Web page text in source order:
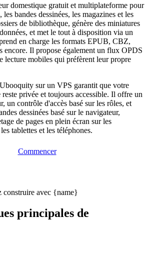
domestique gratuit et multiplateforme pour
bandes dessinées, les magazines et les
de bibliothèque, génère des miniatures
et met le tout à disposition via un
en charge les formats EPUB, CBZ,
encore. Il propose également un flux OPDS
lecture mobiles qui préfèrent leur propre
sur un VPS garantit que votre
privée et toujours accessible. Il offre un
un contrôle d'accès basé sur les rôles, et
dessinées basé sur le navigateur,
de pages en plein écran sur les
tablettes et les téléphones.
Commencer
principales de